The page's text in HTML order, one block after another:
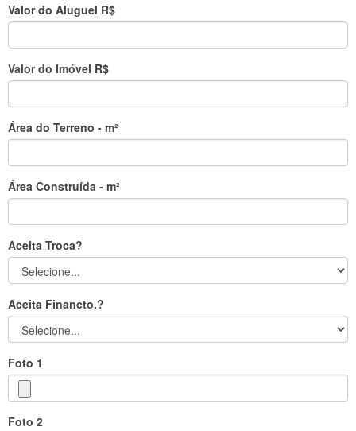
Valor do Aluguel R$
Valor do Imóvel R$
Área do Terreno - m²
Área Construída - m²
Aceita Troca?
Aceita Financto.?
Foto 1
Foto 2